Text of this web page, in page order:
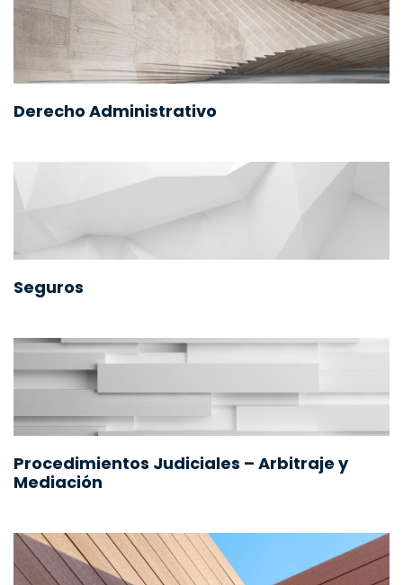
Derecho Administrativo
Seguros
Procedimientos Judiciales – Arbitraje y
Mediación